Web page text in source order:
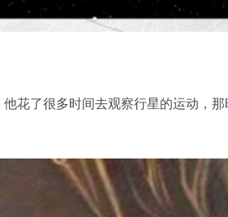
花了很多时间去观察行星的运动，那